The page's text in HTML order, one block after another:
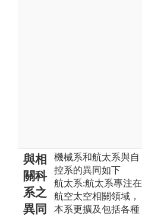
與相
關科
系之
異同
機械系和航太系與自
控系的異同如下
航太系:航太系專注在
航空太空相關領域，
本系更擴及包括各種